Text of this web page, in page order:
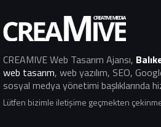
CREAMIVE Web Tasarım Ajansı,
web tasarım, web yazılım, SEO,
sosyal medya yönetimi başlıklarında
Lütfen bizimle iletişime geçmekten